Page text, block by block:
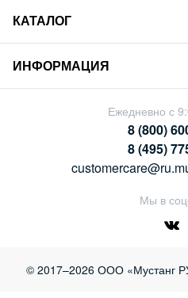
Mustang
Философия
Устойчивое развитие
Сотрудничество
КАТАЛОГ
Новая коллекция
Гид по мужскому дениму
Гид по женскому дениму
ИНФОРМАЦИЯ
Условия продажи
Политика
Ежедневно с
8 (800)
8 (495)
Мы в
© 2017–2026 ООО «Мустанг